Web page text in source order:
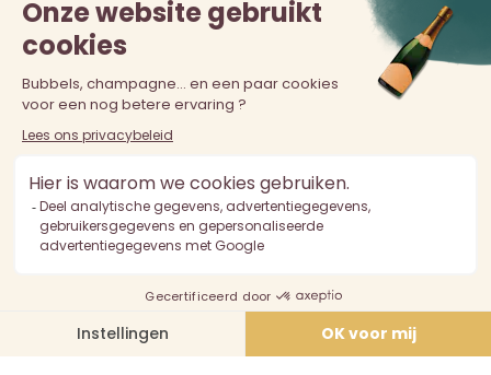
De verkoop van alcohol aan personen jonger dan 18 jaar is
verboden. Alcoholmisbruik is schadelijk voor de gezondheid.